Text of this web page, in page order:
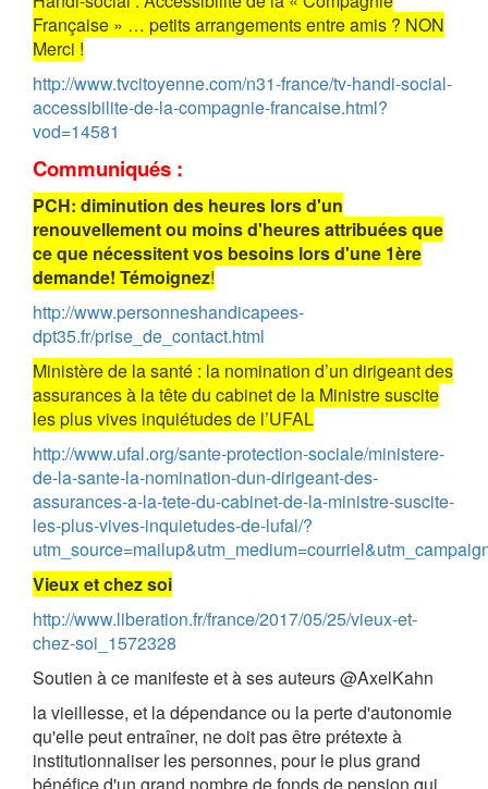
Française » … petits arrangements entre amis ? NON
Merci !
http://www.tvcitoyenne.com/n31-france/tv-handi-social-
accessibilite-de-la-compagnie-francaise.html?
vod=14581
Communiqués :
PCH: diminution des heures lors d'un
renouvellement ou moins d'heures attribuées que
ce que nécessitent vos besoins lors d'une 1ère
demande! Témoignez!
http://www.personneshandicapees-
dpt35.fr/prise_de_contact.html
Ministère de la santé : la nomination d’un dirigeant des
assurances à la tête du cabinet de la Ministre suscite
les plus vives inquiétudes de l’UFAL
http://www.ufal.org/sante-protection-sociale/ministere-
de-la-sante-la-nomination-dun-dirigeant-des-
assurances-a-la-tete-du-cabinet-de-la-ministre-suscite-
les-plus-vives-inquietudes-de-lufal/?
Vieux et chez soi
http://www.liberation.fr/france/2017/05/25/vieux-et-
chez-soi_1572328
Soutien à ce manifeste et à ses auteurs @AxelKahn
la vieillesse, et la dépendance ou la perte d'autonomie
qu'elle peut entraîner, ne doit pas être prétexte à
institutionnaliser les personnes, pour le plus grand